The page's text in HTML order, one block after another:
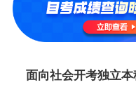
面向社会开考独立本